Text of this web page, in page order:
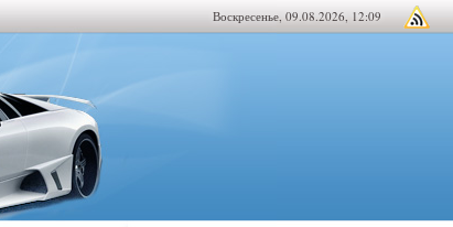
Воскресенье, 09.08.2026, 12:09